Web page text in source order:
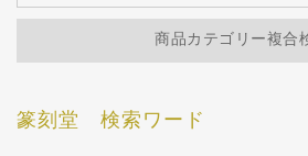
商品カテゴリー複合
篆刻堂 検索ワード